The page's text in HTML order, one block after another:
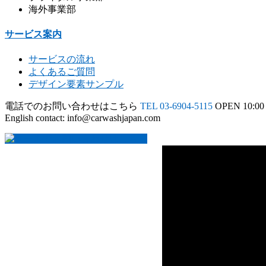
海外事業部
サービス案内
サービスの流れ
よくあるご質問
デザイン要素サンプル
電話でのお問い合わせはこちら TEL 03-6904-5115 OPEN 10:00
English contact: info@carwashjapan.com